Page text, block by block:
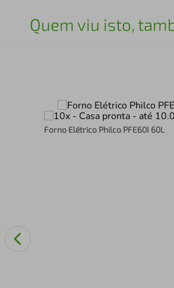
Quem viu isto,
Forno Elétrico Philco PFE60I 60L